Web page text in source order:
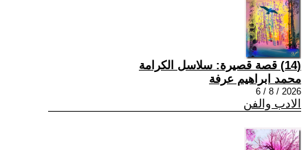
(14) قصة قصيرة: سلاسل الكرامة
محمد ابراهيم عرفة
2026 / 8 / 6
الادب والفن